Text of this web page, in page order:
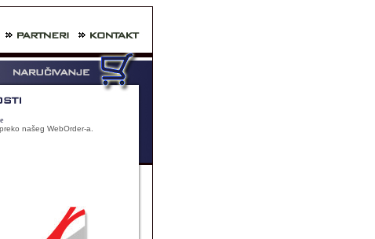
našeg WebOrder-a.